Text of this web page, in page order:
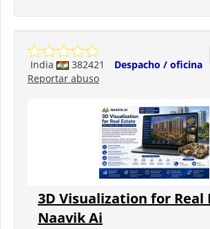
India 382421
Despacho / oficina
Reportar abuso
3D Visualization for Real
Naavik Ai